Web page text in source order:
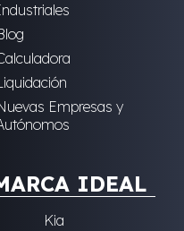
Empresas y
IDEAL
Kia